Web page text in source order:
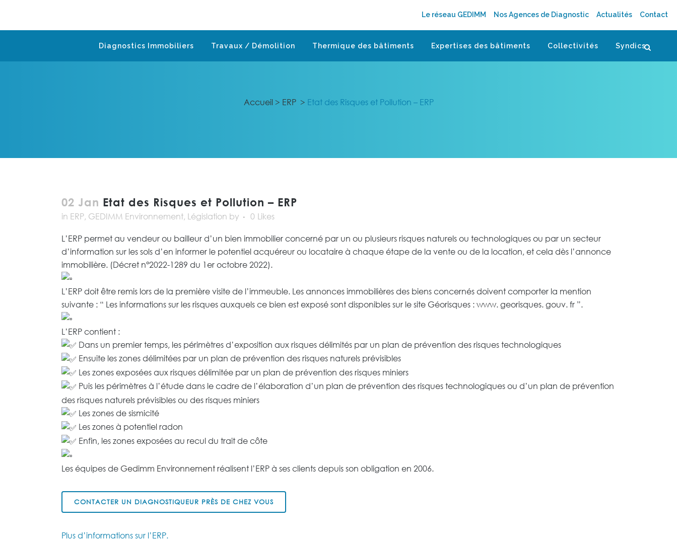
Le réseau GEDIMM Nos Agences de Diagnostic Actualités Contact
Diagnostics Immobiliers Travaux / Démolition Thermique des bâtiments Expertises des bâtiments Collectivités Syndics
Accueil> ERP > Etat des Risques et Pollution – ERP
02 Jan Etat des Risques et Pollution – ERP
in ERP, GEDIMM Environnement, Législation by 0 Likes
L’ERP permet au vendeur ou bailleur d’un bien immobilier concerné par un ou plusieurs risques naturels ou technologiques ou par un secteur
d’information sur les sols d’en informer le potentiel acquéreur ou locataire à chaque étape de la vente ou de la location, et cela dès l’annonce
immobilière. (Décret n°2022-1289 du 1er octobre 2022).
L’ERP doit être remis lors de la première visite de l’immeuble. Les annonces immobilières des biens concernés doivent comporter la mention
suivante : “ Les informations sur les risques auxquels ce bien est exposé sont disponibles sur le site Géorisques : www. georisques. gouv. fr ”.
L’ERP contient :
Dans un premier temps, les périmètres d’exposition aux risques délimités par un plan de prévention des risques technologiques
Ensuite les zones délimitées par un plan de prévention des risques naturels prévisibles
Les zones exposées aux risques délimitée par un plan de prévention des risques miniers
Puis les périmètres à l’étude dans le cadre de l’élaboration d’un plan de prévention des risques technologiques ou d’un plan de prévention
des risques naturels prévisibles ou des risques miniers
Les zones de sismicité
Les zones à potentiel radon
Enfin, les zones exposées au recul du trait de côte
Les équipes de Gedimm Environnementréalisent l’ERP à ses clients depuis son obligation en 2006.
CONTACTER UN DIAGNOSTIQUEUR PRÈS DE CHEZ VOUS
Plus d’informations sur l’ERP.